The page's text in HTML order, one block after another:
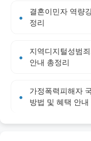
결혼이민자 역량
정리
지역디지털성범
안내 총정리
가정폭력피해자
방법 및 혜택 안내